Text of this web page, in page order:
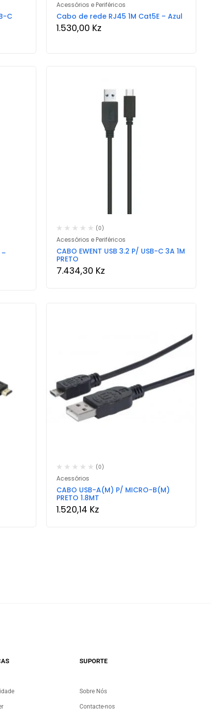
C
Acessórios e Periféricos
Cabo de rede RJ45 1M Cat5E – Azul
1.530,00 Kz
(0)
Acessórios e Periféricos
CABO EWENT USB 3.2 P/ USB-C 3A 1M
PRETO
7.434,30 Kz
(0)
Acessórios
CABO USB-A(M) P/ MICRO-B(M)
PRETO 1.8MT
1.520,14 Kz
SUPORTE
Sobre Nós
Contacte-nos